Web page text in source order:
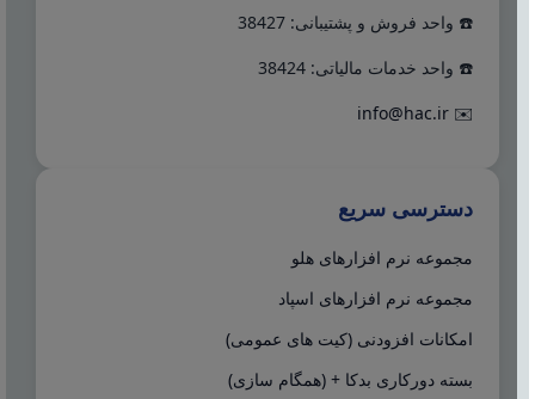
☎️ واحد فروش و پشتیبانی: 38427
☎️ واحد خدمات مالیاتی: 38424
✉️
info@hac.ir
دسترسی سریع
مجموعه نرم افزارهای هلو
مجموعه نرم افزارهای اسپاد
امکانات افزودنی (کیت های عمومی)
بسته دورکاری بدکا + (همگام سازی)